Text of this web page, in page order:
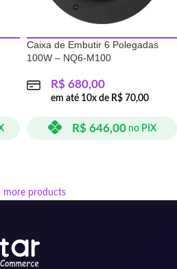
Caixa de Embutir 6 Polegadas
100W – NQ6-M100
R$ 680,00
em até 10x de R$ 70,00
R$646,00 no PIX
more products